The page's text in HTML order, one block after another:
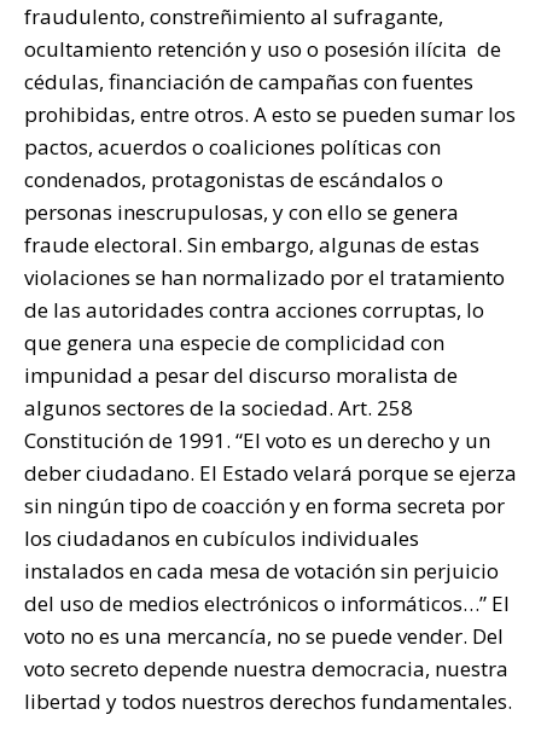
fraudulento, constreñimiento al sufragante,
ocultamiento retención y uso o posesión ilícita de
cédulas, financiación de campañas con fuentes
prohibidas, entre otros. A esto se pueden sumar los
pactos, acuerdos o coaliciones políticas con
condenados, protagonistas de escándalos o
personas inescrupulosas, y con ello se genera
fraude electoral. Sin embargo, algunas de estas
violaciones se han normalizado por el tratamiento
de las autoridades contra acciones corruptas, lo
que genera una especie de complicidad con
impunidad a pesar del discurso moralista de
algunos sectores de la sociedad. Art. 258
Constitución de 1991. “El voto es un derecho y un
deber ciudadano. El Estado velará porque se ejerza
sin ningún tipo de coacción y en forma secreta por
los ciudadanos en cubículos individuales
instalados en cada mesa de votación sin perjuicio
del uso de medios electrónicos o informáticos…” El
voto no es una mercancía, no se puede vender. Del
voto secreto depende nuestra democracia, nuestra
libertad y todos nuestros derechos fundamentales.